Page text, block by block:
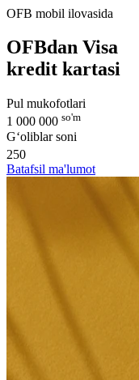
OFB mobil ilovasida
OFBdan Visa
kredit kartasi
Pul mukofotlari
1 000 000 so'm
G‘oliblar soni
250
Batafsil ma'lumot